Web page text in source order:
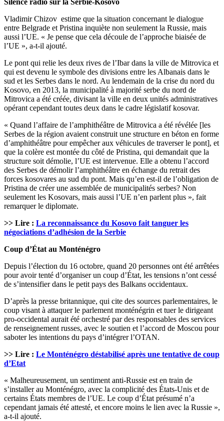
Vladimir Chizov estime que la situation concernant le dialogue
entre Belgrade et Pristina inquiète non seulement la Russie, mais
aussi l’UE. « Je pense que cela découle de l’approche biaisée de
l’UE », a-t-il ajouté.
Le pont qui relie les deux rives de l’Ibar dans la ville de Mitrovica et
qui est devenu le symbole des divisions entre les Albanais dans le
sud et les Serbes dans le nord. Au lendemain de la crise du nord du
Kosovo, en 2013, la municipalité à majorité serbe du nord de
Mitrovica a été créée, divisant la ville en deux unités administratives
opérant cependant toutes deux dans le cadre législatif kosovar.
« Quand l’affaire de l’amphithéâtre de Mitrovica a été révélée [les
Serbes de la région avaient construit une structure en béton en forme
d’amphithéâtre pour empêcher aux véhicules de traverser le pont], et
que la colère est montée du côté de Pristina, qui demandait que la
structure soit démolie, l’UE est intervenue. Elle a obtenu l’accord
des Serbes de démolir l’amphithéâtre en échange du retrait des
forces kosovares au sud du pont. Mais qu’en est-il de l’obligation de
Pristina de créer une assemblée de municipalités serbes? Non
seulement les Kosovars, mais aussi l’UE n’en parlent plus », fait
remarquer le diplomate.
>> Lire : La reconnaissance du Kosovo fait tanguer les
négociations d’adhésion de la Serbie
Coup d’État au Monténégro
Depuis l’élection du 16 octobre, quand 20 personnes ont été arrêtées
pour avoir tenté d’organiser un coup d’État, les tensions n’ont cessé
de s’intensifier dans le petit pays des Balkans occidentaux.
D’après la presse britannique, qui cite des sources parlementaires, le
coup visant à attaquer le parlement monténégrin et tuer le dirigeant
pro-occidental aurait été orchestré par des responsables des services
de renseignement russes, avec le soutien et l’accord de Moscou pour
saboter les intentions du pays d’intégrer l’OTAN.
>> Lire : Le Monténégro déstabilisé après une tentative de coup
d’Etat
« Malheureusement, un sentiment anti-Russie est en train de
s’installer au Monténégro, avec la complicité des États-Unis et de
certains États membres de l’UE. Le coup d’État présumé n’a
cependant jamais été attesté, et encore moins le lien avec la Russie »,
a-t-il ajouté.